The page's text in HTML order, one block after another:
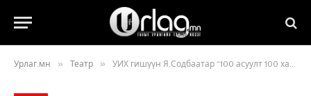
Урлаг.мн » Театр » УИХ гишүүн Я.Содбаатар “100 асуулт 100 хариулт” нэвтрүүлэгт оролцжээ